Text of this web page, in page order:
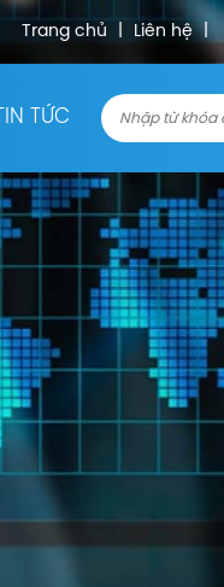
Trang chủ Liên hệ |
TIN TỨC